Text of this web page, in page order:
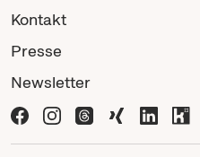
Kontakt
Presse
Newsletter